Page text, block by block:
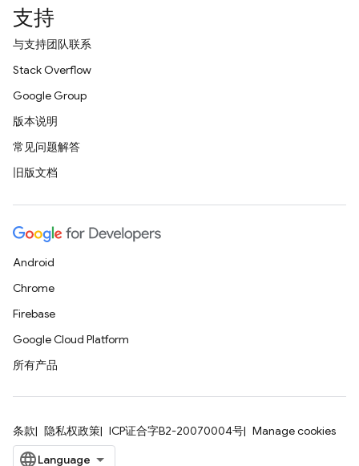
支持
与支持团队联系
Stack Overflow
Google Group
版本说明
常见问题解答
旧版文档
Android
Chrome
Firebase
Google Cloud Platform
所有产品
条款 隐私权政策 ICP证合字B2-20070004号 Manage cookies